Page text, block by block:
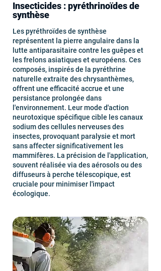
Insecticides : pyréthrinoïdes de
synthèse
Les pyréthroïdes de synthèse
représentent la pierre angulaire dans la
lutte antiparasitaire contre les guêpes et
les frelons asiatiques et européens. Ces
composés, inspirés de la pyréthrine
naturelle extraite des chrysanthèmes,
offrent une efficacité accrue et une
persistance prolongée dans
l'environnement. Leur mode d'action
neurotoxique spécifique cible les canaux
sodium des cellules nerveuses des
insectes, provoquant paralysie et mort
sans affecter significativement les
mammifères. La précision de l'application,
souvent réalisée via des aérosols ou des
diffuseurs à perche télescopique, est
cruciale pour minimiser l'impact
écologique.